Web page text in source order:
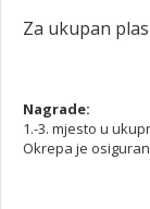
Za ukupan
Nagrade:
1.-3. mjesto u
Okrepa je